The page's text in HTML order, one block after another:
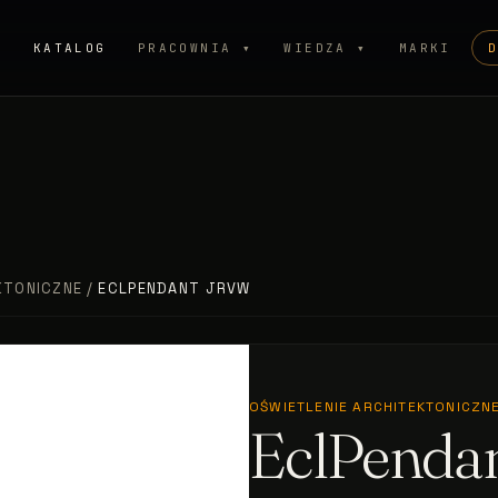
KATALOG PRACOWNIA ▾ WIEDZA ▾ MARKI
/ ECLPENDANT JRVW
OŚWIETLENIE